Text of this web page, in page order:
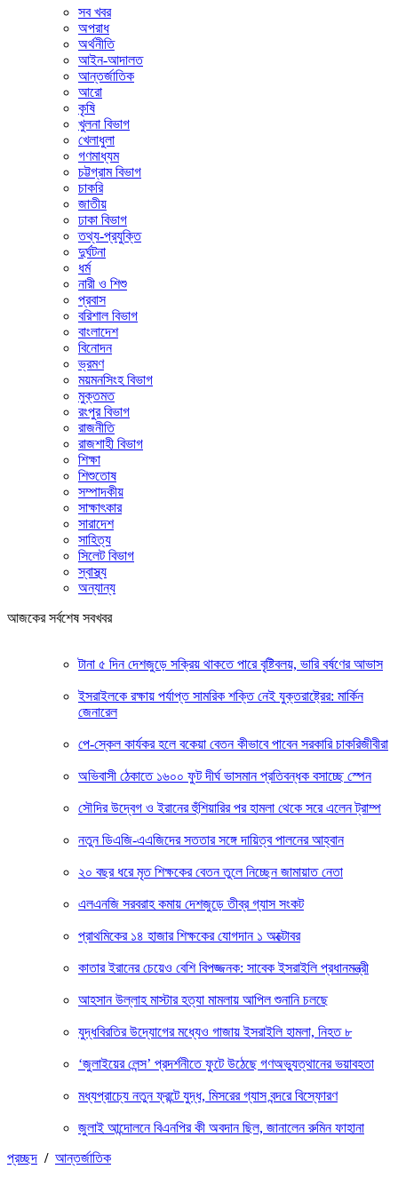
সব খবর
অপরাধ
অর্থনীতি
আইন-আদালত
আন্তর্জাতিক
আরো
কৃষি
খুলনা বিভাগ
খেলাধুলা
গণমাধ্যম
চট্টগ্রাম বিভাগ
চাকরি
জাতীয়
ঢাকা বিভাগ
তথ্য-প্রযুক্তি
দুর্ঘটনা
ধর্ম
নারী ও শিশু
প্রবাস
বরিশাল বিভাগ
বাংলাদেশ
বিনোদন
ভ্রমণ
ময়মনসিংহ বিভাগ
মুক্তমত
রংপুর বিভাগ
রাজনীতি
রাজশাহী বিভাগ
শিক্ষা
শিশুতোষ
সম্পাদকীয়
সাক্ষাৎকার
সারাদেশ
সাহিত্য
সিলেট বিভাগ
স্বাস্থ্য
অন্যান্য
আজকের সর্বশেষ সবখবর
টানা ৫ দিন দেশজুড়ে সক্রিয় থাকতে পারে বৃষ্টিবলয়, ভারি বর্ষণের আভাস
ইসরাইলকে রক্ষায় পর্যাপ্ত সামরিক শক্তি নেই যুক্তরাষ্ট্রের: মার্কিন
জেনারেল
পে-স্কেল কার্যকর হলে বকেয়া বেতন কীভাবে পাবেন সরকারি চাকরিজীবীরা
অভিবাসী ঠেকাতে ১৬০০ ফুট দীর্ঘ ভাসমান প্রতিবন্ধক বসাচ্ছে স্পেন
সৌদির উদ্বেগ ও ইরানের হুঁশিয়ারির পর হামলা থেকে সরে এলেন ট্রাম্প
নতুন ডিএজি-এএজিদের সততার সঙ্গে দায়িত্ব পালনের আহ্বান
২০ বছর ধরে মৃত শিক্ষকের বেতন তুলে নিচ্ছেন জামায়াত নেতা
এলএনজি সরবরাহ কমায় দেশজুড়ে তীব্র গ্যাস সংকট
প্রাথমিকের ১৪ হাজার শিক্ষকের যোগদান ১ অক্টোবর
কাতার ইরানের চেয়েও বেশি বিপজ্জনক: সাবেক ইসরাইলি প্রধানমন্ত্রী
আহসান উল্লাহ মাস্টার হত্যা মামলায় আপিল শুনানি চলছে
যুদ্ধবিরতির উদ্যোগের মধ্যেও গাজায় ইসরাইলি হামলা, নিহত ৮
‘জুলাইয়ের লেন্স’ প্রদর্শনীতে ফুটে উঠেছে গণঅভ্যুত্থানের ভয়াবহতা
মধ্যপ্রাচ্যে নতুন ফ্রন্টে যুদ্ধ, মিসরের গ্যাস বন্দরে বিস্ফোরণ
জুলাই আন্দোলনে বিএনপির কী অবদান ছিল, জানালেন রুমিন ফাহানা
প্রচ্ছদ / আন্তর্জাতিক